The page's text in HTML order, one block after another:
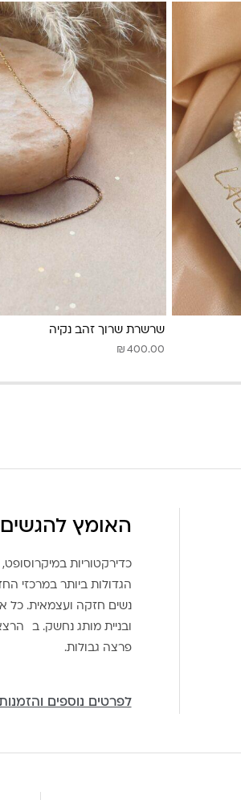
שרשרת שרוך זהב נקיה
₪ 400.00
האומץ
כדירקטוריות
הגדולות ביותר במרכזי
נשים חזקה ועצמאית. כל
ובניית מותג נחשק. ב
פרצה גבולות.
לפרטים נוספים